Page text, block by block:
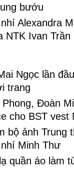
bướu
Alexandra
NTK Ivan Trần
Ngọc lần
trang
Phong, Đoàn
cho BST vest
bộ ảnh Trung
Minh Thư
quần áo làm